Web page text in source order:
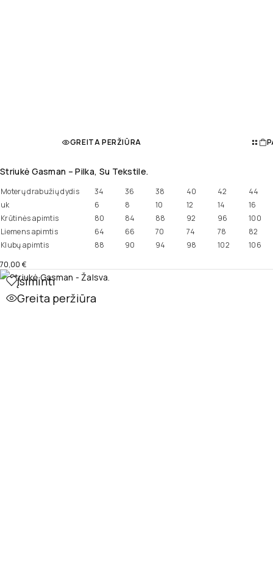
GREITA PERŽIŪRA
Striukė Gasman – Pilka, Su Tekstile.
Moterų drabužių dydis 34 36 38 40 42
44
uk
6 8 10 12 14
16
Krūtinės apimtis
80 84 88 92 96
100
Liemens apimtis
64 66 70 74 78
82
Klubų apimtis
88 90 94 98 102
106
70,00 €
Įsiminti
Greita peržiūra